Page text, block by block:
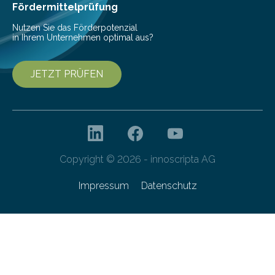
Franziska Diebel, Pauline Hoffmann und Yusuf Toprak
entwickelt. Mit nur…
Fördermittelprüfung
Nutzen Sie das Förderpotenzial
in Ihrem Unternehmen optimal aus?
JETZT PRÜFEN
Copyright © 2026 - innoscripta AG
Impressum Datenschutz